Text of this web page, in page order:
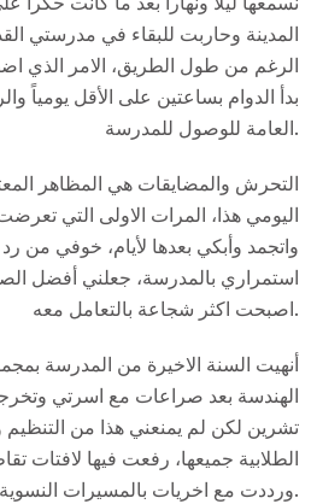
المدينة وحاربت للبقاء في مدرستي
الرغم من طول الطريق، الامر الذي
بدأ الدوام بساعتين على الأقل يومياً
العامة للوصول للمدرسة.
التحرش والمضايقات هي المظاهر
اليومي هذا، المرات الاولى التي
واتجمد وأبكي بعدها لأيام، خوفي من
استمراري بالمدرسة، جعلني أفضل
اصبحت اكثر شجاعة بالتعامل معه.
الهندسة بعد صراعات مع اسرتي
تشرين لكن لم يمنعني هذا من التنظيم
الطلابية جميعها، رفعت فيها لافتات
ورددت مع اخريات بالمسيرات النسوية بشعار الثورة انثى.